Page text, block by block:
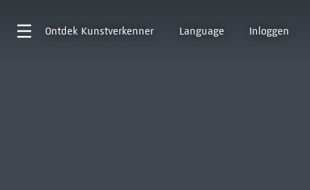
Ontdek Kunstverkenner Language Inloggen